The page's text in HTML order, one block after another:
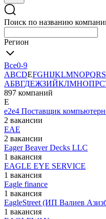
Поиск по названию
Регион
Все0-9
ABCDEFGHIJKLMNOPQRS
АБВГДЕЖЗИЙКЛМНОПРС
897 компаний
E
e2e4 Поставщик
2 вакансии
EAE
2 вакансии
Eager Beaver Decks LLC
1 вакансия
EAGLE EYE SERVICE
1 вакансия
Eagle finance
1 вакансия
EagleStreet (ИП Валиев
1 вакансия